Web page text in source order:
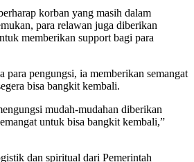
korban yang masih dalam
para relawan juga diberikan
memberikan support bagi para
para pengungsi, ia memberikan semangat
bisa bangkit kembali.
mudah-mudahan diberikan
untuk bisa bangkit kembali,”
dan spiritual dari Pemerintah